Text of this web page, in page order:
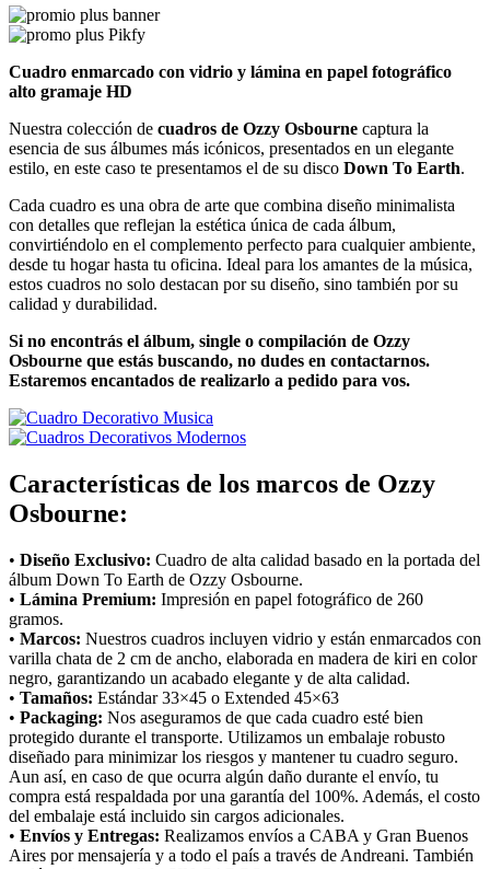
Cuadro enmarcado con vidrio y lámina en papel fotográfico
alto gramaje HD
Nuestra colección de cuadros de Ozzy Osbourne captura la
esencia de sus álbumes más icónicos, presentados en un elegante
estilo, en este caso te presentamos el de su disco Down To Earth.
Cada cuadro es una obra de arte que combina diseño minimalista
con detalles que reflejan la estética única de cada álbum,
convirtiéndolo en el complemento perfecto para cualquier ambiente,
desde tu hogar hasta tu oficina. Ideal para los amantes de la música,
estos cuadros no solo destacan por su diseño, sino también por su
calidad y durabilidad.
Si no encontrás el álbum, single o compilación de Ozzy
Osbourne que estás buscando, no dudes en contactarnos.
Estaremos encantados de realizarlo a pedido para vos.
Características de los marcos de Ozzy
Osbourne:
• Diseño Exclusivo: Cuadro de alta calidad basado en la portada del
álbum Down To Earth de Ozzy Osbourne.
• Lámina Premium: Impresión en papel fotográfico de 260
gramos.
• Marcos: Nuestros cuadros incluyen vidrio y están enmarcados con
varilla chata de 2 cm de ancho, elaborada en madera de kiri en color
negro, garantizando un acabado elegante y de alta calidad.
• Tamaños: Estándar 33×45 o Extended 45×63
• Packaging: Nos aseguramos de que cada cuadro esté bien
protegido durante el transporte. Utilizamos un embalaje robusto
diseñado para minimizar los riesgos y mantener tu cuadro seguro.
Aun así, en caso de que ocurra algún daño durante el envío, tu
compra está respaldada por una garantía del 100%. Además, el costo
del embalaje está incluido sin cargos adicionales.
• Envíos y Entregas: Realizamos envíos a CABA y Gran Buenos
Aires por mensajería y a todo el país a través de Andreani. También